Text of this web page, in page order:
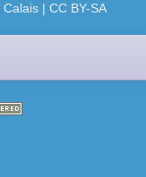
| CC BY-SA